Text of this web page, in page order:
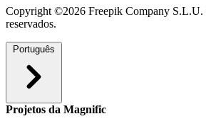
Copyright ©2026 Freepik Company S.L.U.
reservados.
Português
Projetos da Magnific